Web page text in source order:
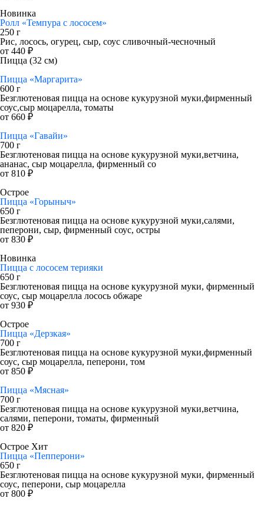
Новинка
Ролл «Темпура с лососем»
250 г
Рис, лосось, огурец, сыр, соус сливочный-чесночный
от 440 ₽
Пицца (32 см)
Пицца «Маргарита»
600 г
Безглютеновая пицца на основе кукурузной муки,фирменный
соус,сыр моцарелла, томаты
от 660 ₽
Пицца «Гавайи»
700 г
Безглютеновая пицца на основе кукурузной муки,ветчина,
ананас, сыр моцарелла, фирменный со
от 810 ₽
Острое
Пицца «Горыныч»
650 г
Безглютеновая пицца на основе кукурузной муки,салями,
пеперони, сыр, фирменный соус, остры
от 830 ₽
Новинка
Пицца с лососем терияки
650 г
Безглютеновая пицца на основе кукурузной муки, фирменный
соус, сыр моцарелла лосось обжаре
от 930 ₽
Острое
Пицца «Дерзкая»
700 г
Безглютеновая пицца на основе кукурузной муки,фирменный
соус, сыр моцарелла, пеперони, том
от 850 ₽
Пицца «Мясная»
700 г
Безглютеновая пицца на основе кукурузной муки,ветчина,
салями, пеперони, томаты, фирменный
от 820 ₽
Острое Хит
Пицца «Пепперони»
650 г
Безглютеновая пицца на основе кукурузной муки, фирменный
соус, пеперони, сыр моцарелла
от 800 ₽